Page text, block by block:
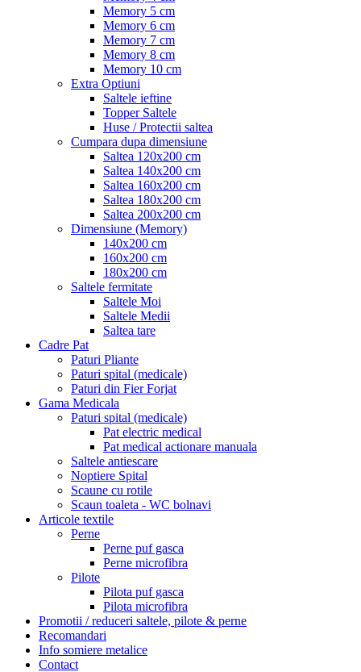
Memory 5 cm
Memory 6 cm
Memory 7 cm
Memory 8 cm
Memory 10 cm
Extra Optiuni
Saltele ieftine
Topper Saltele
Huse / Protectii saltea
Cumpara dupa dimensiune
Saltea 120x200 cm
Saltea 140x200 cm
Saltea 160x200 cm
Saltea 180x200 cm
Saltea 200x200 cm
Dimensiune (Memory)
140x200 cm
160x200 cm
180x200 cm
Saltele fermitate
Saltele Moi
Saltele Medii
Saltea tare
Cadre Pat
Paturi Pliante
Paturi spital (medicale)
Paturi din Fier Forjat
Gama Medicala
Paturi spital (medicale)
Pat electric medical
Pat medical actionare manuala
Saltele antiescare
Noptiere Spital
Scaune cu rotile
Scaun toaleta - WC bolnavi
Articole textile
Perne
Perne puf gasca
Perne microfibra
Pilote
Pilota puf gasca
Pilota microfibra
Promotii / reduceri saltele, pilote & perne
Recomandari
Info somiere metalice
Contact